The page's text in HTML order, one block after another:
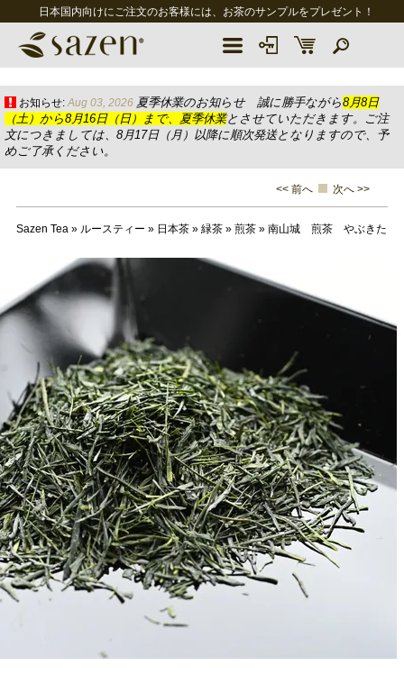
日本国内向けにご注文のお客様には、お茶のサンプルをプレゼント！
お知らせ: Aug 03, 2026 夏季休業のお知らせ 誠に勝手ながら8月8日
（土）から8月16日（日）まで、夏季休業とさせていただきます。ご注
文につきましては、8月17日（月）以降に順次発送となりますので、予
めご了承ください。
<< 前へ 次へ >>
Sazen Tea» ルースティー » 日本茶» 緑茶» 煎茶» 南山城 煎茶 やぶきた